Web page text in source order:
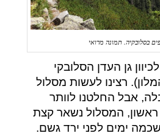
בסלובקיה. תמונה מרואי
גן העדן הסלובקי
רצינו לעשות מסלול
אבל החלטנו לוותר
המסלול נשאר קצת
ימים לפני ירד גשם.